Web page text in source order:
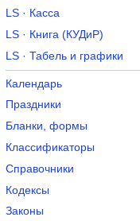
LS · Касса
LS · Книга (КУДиР)
LS · Табель и графики
Календарь
Праздники
Бланки, формы
Классификаторы
Справочники
Кодексы
Законы